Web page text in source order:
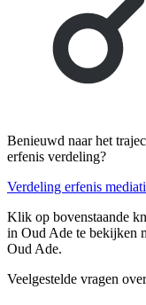
Benieuwd naar het
erfenis verdeling?
Verdeling erfenis
Klik op bovenstaande
in Oud Ade te bekijken
Oud Ade.
Veelgestelde vragen